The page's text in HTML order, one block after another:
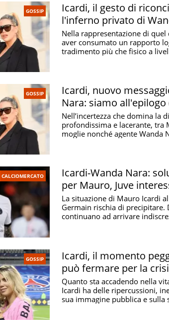
GOSSIP
Icardi, il gesto di
l'inferno privato di
Nella rappresentazione di quel
aver consumato un rapporto
tradimento più che fisico a
GOSSIP
Icardi, nuovo
Nara: siamo all'epilogo
Nell’incertezza che domina la
profondissima e lacerante, tra
moglie nonché agente Wanda
CALCIOMERCATO
Icardi-Wanda Nara:
per Mauro, Juve
La situazione di Mauro Icardi
Germain rischia di precipitare.
continuano ad arrivare
GOSSIP
Icardi, il momento
può fermare per la
Quanto sta accadendo nella
Icardi ha delle ripercussioni,
sua immagine pubblica e sulla